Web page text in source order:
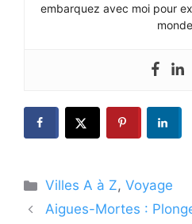
embarquez avec moi pour
Catégories
Villes A à Z,Voyage
Aigues-Mortes :